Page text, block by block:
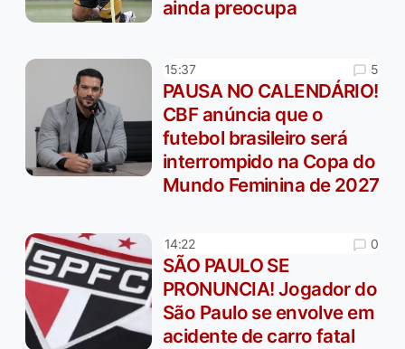
ainda preocupa
15:37 5
PAUSA NO CALENDÁRIO!
CBF anúncia que o
futebol brasileiro será
interrompido na Copa do
Mundo Feminina de 2027
14:22 0
SÃO PAULO SE
PRONUNCIA! Jogador do
São Paulo se envolve em
acidente de carro fatal